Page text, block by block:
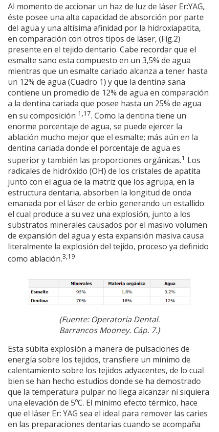
Al momento de accionar un haz de luz de láser Er:YAG,
éste posee una alta capacidad de absorción por parte
del agua y una altísima afinidad por la hidroxiapatita,
en comparación con otros tipos de láser, (Fig.2)
presente en el tejido dentario. Cabe recordar que el
esmalte sano esta compuesto en un 3,5% de agua
mientras que un esmalte cariado alcanza a tener hasta
un 12% de agua (Cuadro 1) y que la dentina sana
contiene un promedio de 12% de agua en comparación
a la dentina cariada que posee hasta un 25% de agua
en su composición 1,17. Como la dentina tiene un
enorme porcentaje de agua, se puede ejercer la
ablación mucho mejor que el esmalte; más aún en la
dentina cariada donde el porcentaje de agua es
superior y también las proporciones orgánicas.1 Los
radicales de hidróxido (OH) de los cristales de apatita
junto con el agua de la matriz que los agrupa, en la
estructura dentaria, absorben la longitud de onda
emanada por el láser de erbio generando un estallido
el cual produce a su vez una explosión, junto a los
substratos minerales causados por el masivo volumen
de expansión del agua y esta expansión masiva causa
literalmente la explosión del tejido, proceso ya definido
como ablación.3,19
(Fuente: Operatoria Dental.
Barrancos Mooney. Cáp. 7.)
Esta súbita explosión a manera de pulsaciones de
energía sobre los tejidos, transfiere un mínimo de
calentamiento sobre los tejidos adyacentes, de lo cual
bien se han hecho estudios donde se ha demostrado
que la temperatura pulpar no llega alcanzar ni siquiera
una elevación de 5ºC. El mínimo efecto térmico, hace
que el láser Er: YAG sea el ideal para remover las caries
en las preparaciones dentarias cuando se acompaña